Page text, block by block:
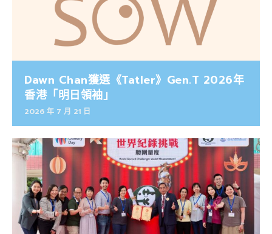
Dawn Chan獲選《Tatler》Gen.T 2026年
香港「明日領袖」
2026 年 7 月 21 日